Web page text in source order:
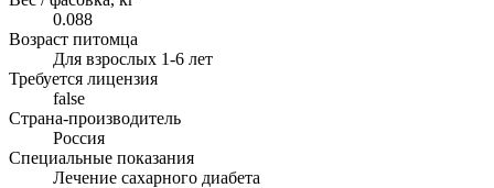
0.088
Возраст питомца
Для взрослых 1-6 лет
Требуется лицензия
false
Страна-производитель
Россия
Специальные показания
Лечение сахарного диабета